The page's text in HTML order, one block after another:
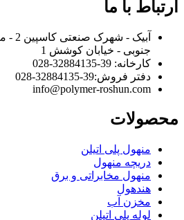
ارتباط با ما
آبیک
جنوبی - خیابان کوشش 1
کارخانه: 39-32884135-028
دفتر فروش:‌39-32884135-028
info@polymer-roshun.com
محصولات
منهول پلی اتیلن
دریچه منهول
منهول مخابراتی و برق
هندهول
مخزن آب
لوله پلی اتیلن